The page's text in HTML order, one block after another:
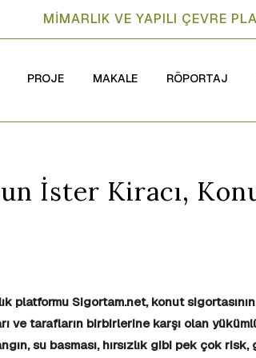
MİMARLIK VE YAPILI ÇEVRE
PROJE MAKALE RÖPORTAJ
İster Kiracı,
platformu Sigortam.net, konut
ve tarafların birbirlerine karşı olan
su basması, hırsızlık gibi pek çok